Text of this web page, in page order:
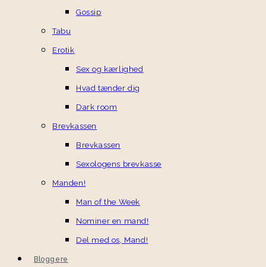
Gossip
Tabu
Erotik
Sex og kærlighed
Hvad tænder dig
Dark room
Brevkassen
Brevkassen
Sexologens brevkasse
Manden!
Man of the Week
Nominer en mand!
Del med os, Mand!
Bloggere